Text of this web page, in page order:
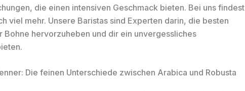
die einen intensiven Geschmack bieten. Bei uns findest
viel mehr. Unsere Baristas sind Experten darin, die besten
Bohne hervorzuheben und dir ein unvergessliches
Die feinen Unterschiede zwischen Arabica und Robusta